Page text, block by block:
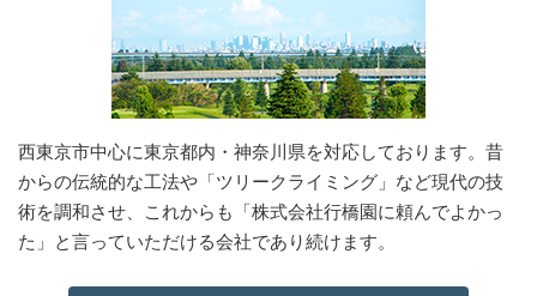
西東京市中心に東京都内・神奈川県を対応しております。昔
からの伝統的な工法や「ツリークライミング」など現代の技
術を調和させ、これからも「株式会社行橋園に頼んでよかっ
た」と言っていただける会社であり続けます。